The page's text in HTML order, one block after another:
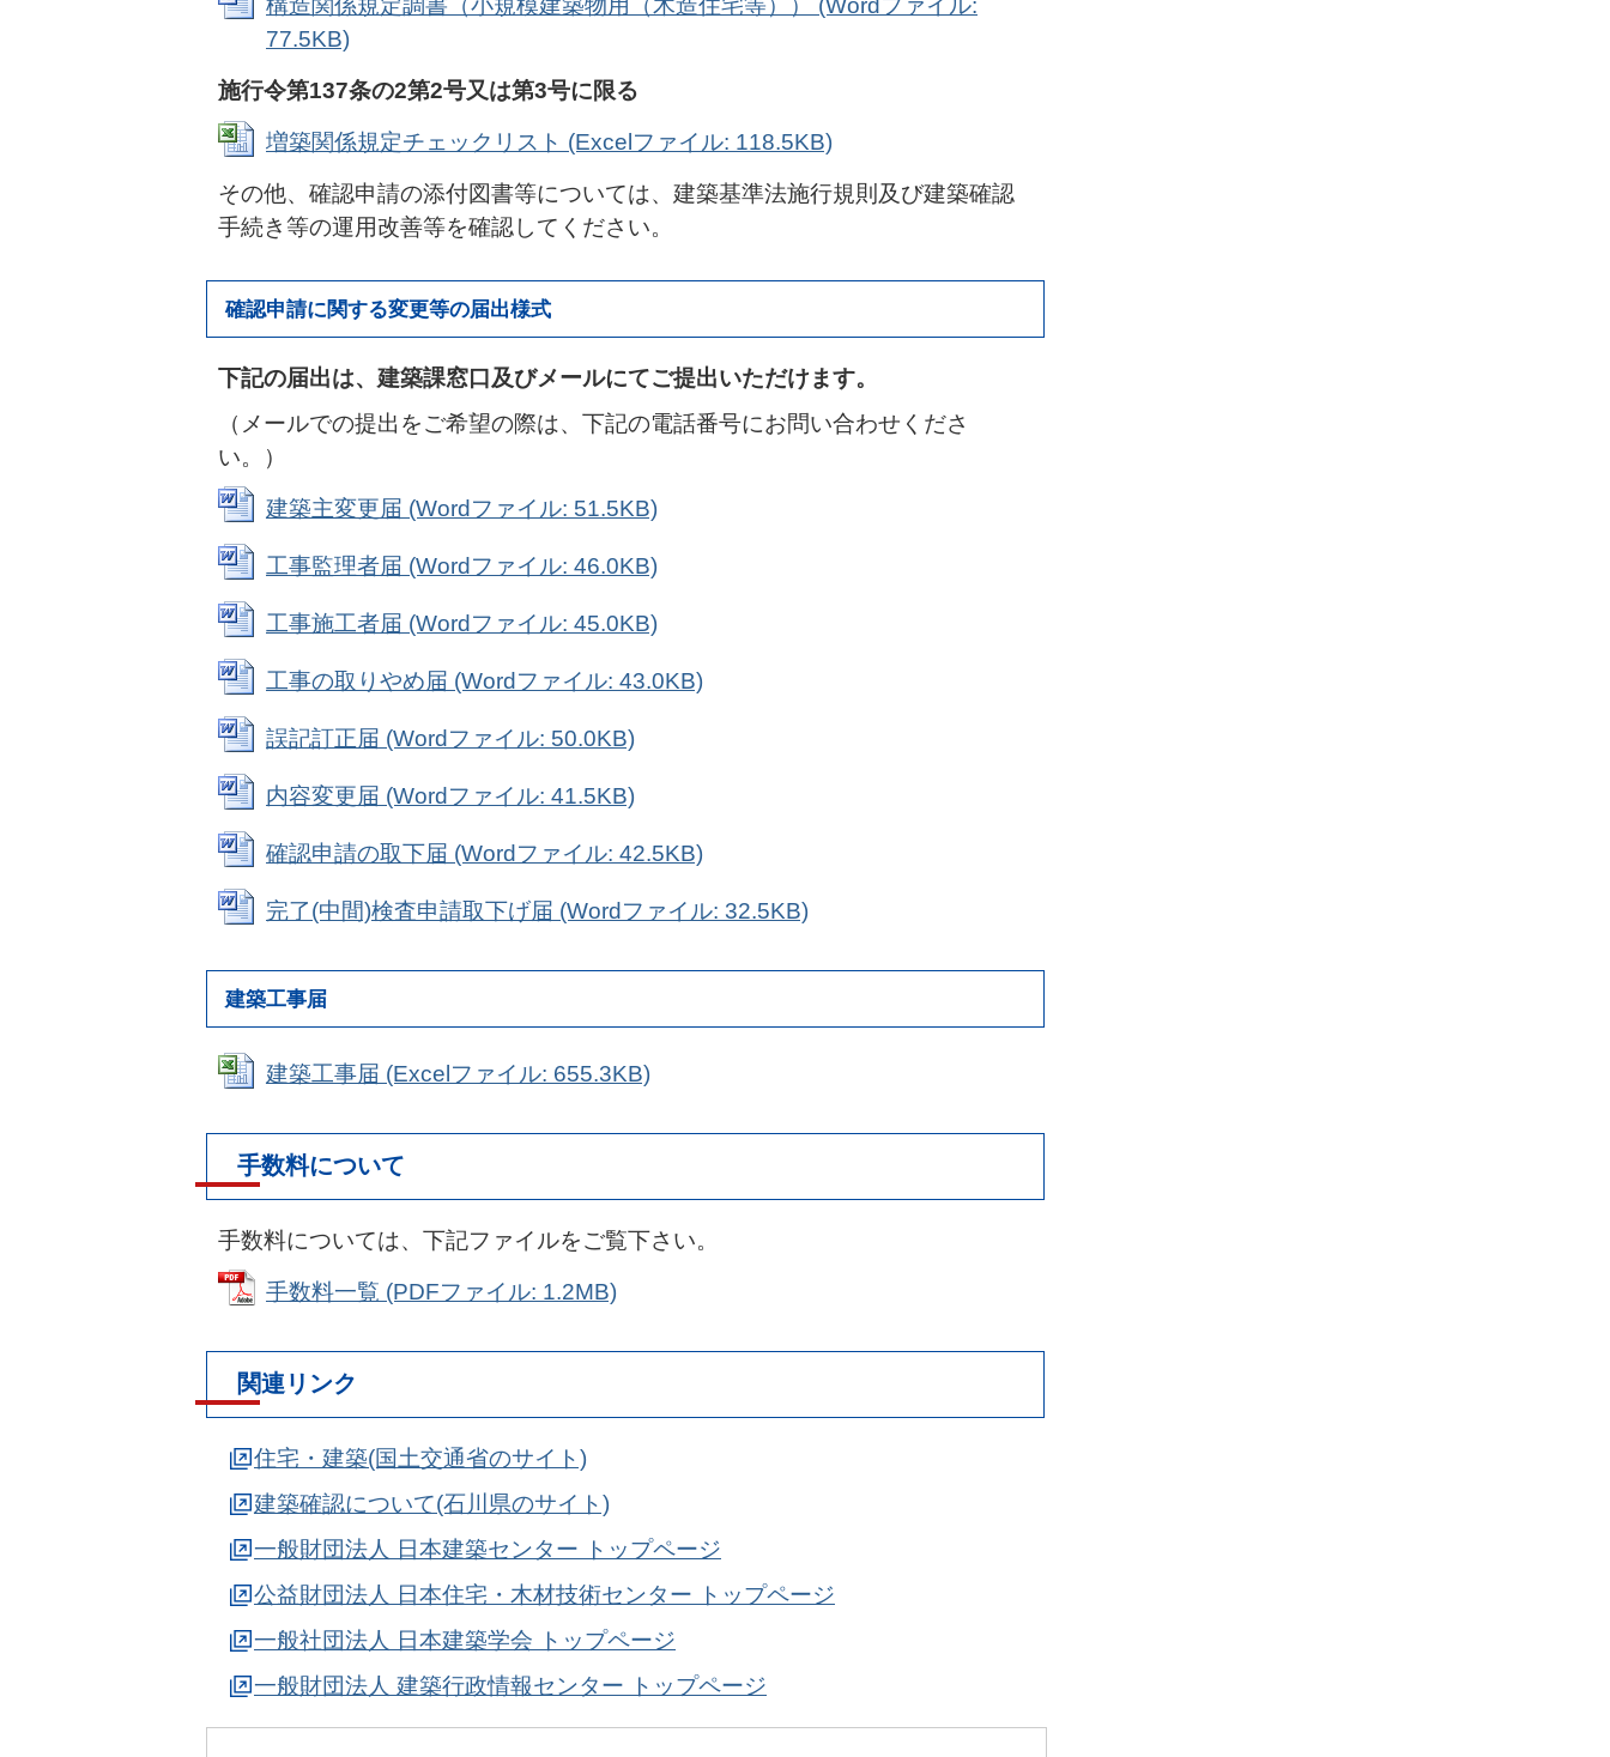
構造関係規定調書（小規模建築物用（木造住宅等）） (Wordファイル:
77.5KB)
施行令第137条の2第2号又は第3号に限る
増築関係規定チェックリスト (Excelファイル: 118.5KB)
その他、確認申請の添付図書等については、建築基準法施行規則及び建築確認
手続き等の運用改善等を確認してください。
確認申請に関する変更等の届出様式
下記の届出は、建築課窓口及びメールにてご提出いただけます。
（メールでの提出をご希望の際は、下記の電話番号にお問い合わせくださ
い。）
建築主変更届 (Wordファイル: 51.5KB)
工事監理者届 (Wordファイル: 46.0KB)
工事施工者届 (Wordファイル: 45.0KB)
工事の取りやめ届 (Wordファイル: 43.0KB)
誤記訂正届 (Wordファイル: 50.0KB)
内容変更届 (Wordファイル: 41.5KB)
確認申請の取下届 (Wordファイル: 42.5KB)
完了(中間)検査申請取下げ届 (Wordファイル: 32.5KB)
建築工事届
建築工事届 (Excelファイル: 655.3KB)
手数料について
手数料については、下記ファイルをご覧下さい。
手数料一覧 (PDFファイル: 1.2MB)
関連リンク
住宅・建築(国土交通省のサイト)
建築確認について(石川県のサイト)
一般財団法人 日本建築センター トップページ
公益財団法人 日本住宅・木材技術センター トップページ
一般社団法人 日本建築学会 トップページ
一般財団法人 建築行政情報センター トップページ